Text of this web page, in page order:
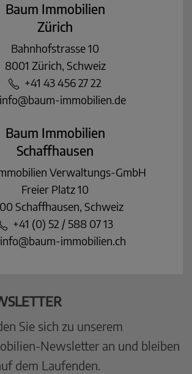
Baum Immobilien
Zürich
Bahnhofstrasse 10
8001 Zürich, Schweiz
+41 43 456 27 22
info@baum-immobilien.de
Baum Immobilien
Schaffhausen
Verwaltungs-GmbH
Freier Platz 10
Schaffhausen, Schweiz
+41 (0) 52 / 588 07 13
info@baum-immobilien.ch
Sie sich zu unserem
Newsletter an und bleiben
dem Laufenden.